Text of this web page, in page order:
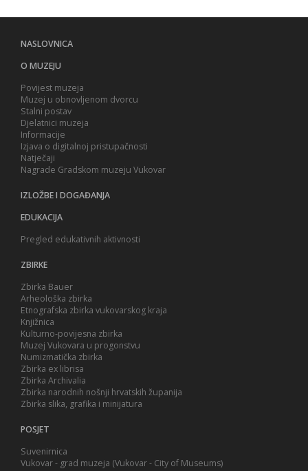
NASLOVNICA
O MUZEJU
Povijest muzeja
Muzej u obnovljenom dvorcu
Stalni postav
Djelatnici muzeja
Informacije
Izjava o digitalnoj pristupačnosti
Natječaji
Nagrade Gradskom muzeju Vukovar
IZLOŽBE I DOGAĐANJA
EDUKACIJA
Pregled edukativnih aktivnosti
ZBIRKE
Zbirka Bauer
Arheološka zbirka
Etnografska zbirka vukovarskog kraja
Knjižnica
Kulturno-povijesna zbirka
Muzej Vukovara u progonstvu
Numizmatička zbirka
Zbirka ex librisa
Zbirka Archivalia
Zbirka narodnih nošnji hrvatskih županija
Zbirka slika, grafika i minijatura
POSJET
Suvenirnica
Vukovar - grad muzeja (Vukovar - City of Museums)